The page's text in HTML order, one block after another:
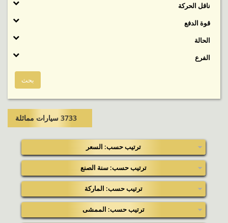
ناقل الحركة
قوة الدفع
الحالة
الفرع
3733 سيارات مماثلة​
ترتيب حسب: السعر
ترتيب حسب: سنة الصنع
ترتيب حسب: الماركة
ترتيب حسب: الممشى